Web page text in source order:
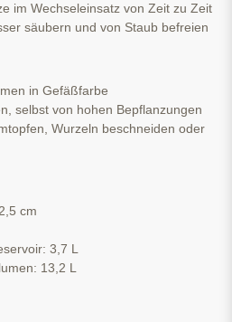
im Wechseleinsatz von Zeit zu Zeit
säubern und von Staub befreien
in Gefäßfarbe
selbst von hohen Bepflanzungen
Wurzeln beschneiden oder
cm
3,7 L
13,2 L